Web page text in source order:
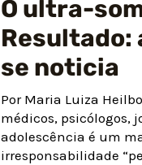
O ultra-
Resultado:
se noticia
Por Maria Luiza
médicos, psicólogos,
adolescência é um
irresponsabilidade